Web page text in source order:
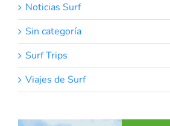
Noticias Surf
Sin categoría
Surf Trips
Viajes de Surf